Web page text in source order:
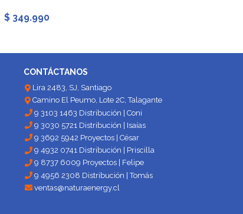
$ 349.990
CONTÁCTANOS
Lira 2483, SJ, Santiago
Camino El Peumo, Lote 2C, Talagante
9 3103 1463 Distribución | Coni
9 3030 5721 Distribución | Isaías
9 3692 5942 Proyectos | César
9 4932 0741 Distribución | Priscilla
9 8737 6009 Proyectos | Felipe
9 4956 2308 Distribución | Tomás
ventas@naturaenergy.cl